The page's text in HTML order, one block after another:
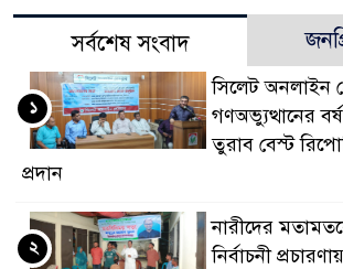
সর্বশেষ সংবাদ
সিলেট অনলাইন
গণঅভ্যুত্থানের
তুরাব বেস্ট
প্রদান
১
নারীদের
নির্বাচনী
২